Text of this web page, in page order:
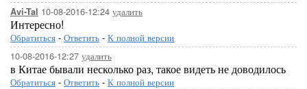
Avi-Tal 10-08-2016-12:24 удалить
Интересно!
Обратиться - Ответить - К полной версии
10-08-2016-12:27 удалить
в Китае бывали несколько раз, такое видеть не доводилось
Обратиться - Ответить - К полной версии